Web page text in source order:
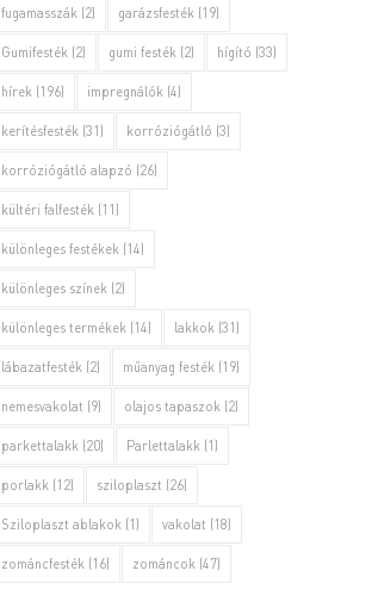
fugamasszák (2) garázsfesték (19)
Gumifesték (2) gumi festék (2) hígító (33)
hírek (196) impregnálók (4)
kerítésfesték (31) korróziógátló (3)
korróziógátló alapzó (26)
kültéri falfesték (11)
különleges festékek (14)
különleges színek (2)
különleges termékek (14) lakkok (31)
lábazatfesték (2) műanyag festék (19)
nemesvakolat (9) olajos tapaszok (2)
parkettalakk (20) Parlettalakk (1)
porlakk (12) sziloplaszt (26)
Sziloplaszt ablakok (1) vakolat (18)
zománcfesték (16) zománcok (47)